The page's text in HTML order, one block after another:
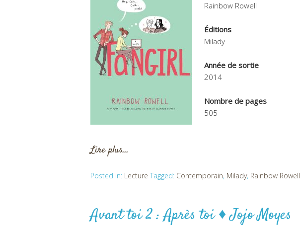
Rainbow Rowell
Éditions
Milady
Année de sortie
2014
Nombre de pages
505
Lire plus…
Posted in: Lecture Tagged: Contemporain, Milady, Rainbow Rowell
Avant toi 2 : Après toi ♦ Jojo Moyes